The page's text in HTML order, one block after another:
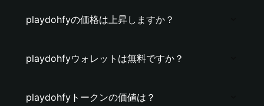
playdohfyの価格は上昇しますか？
playdohfyウォレットは無料ですか？
playdohfyトークンの価値は？